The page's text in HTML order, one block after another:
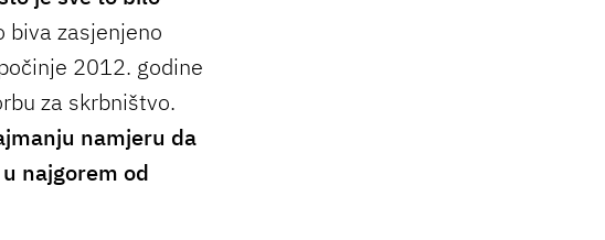
biva zasjenjeno
2012. godine
za skrbništvo.
namjeru da
najgorem od